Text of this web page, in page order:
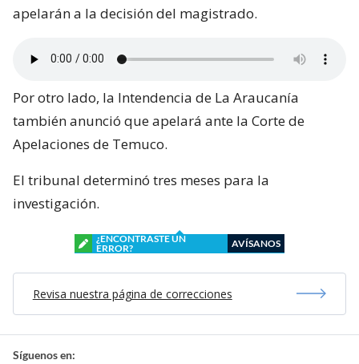
apelarán a la decisión del magistrado.
Por otro lado, la Intendencia de La Araucanía
también anunció que apelará ante la Corte de
Apelaciones de Temuco.
El tribunal determinó tres meses para la
investigación.
¿ENCONTRASTE UN
ERROR?
AVÍSANOS
Revisa nuestra página de correcciones
Síguenos en: